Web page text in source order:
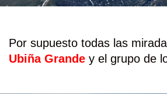
Por supuesto todas las
Ubiña Grande y el grupo de